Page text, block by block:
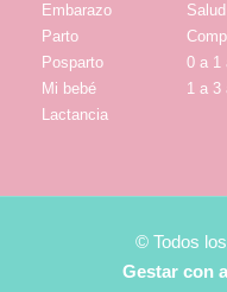
Embarazo
Parto
Posparto
Mi bebé
Lactancia
0 a 1
1 a 3
© Todos
Gestar con